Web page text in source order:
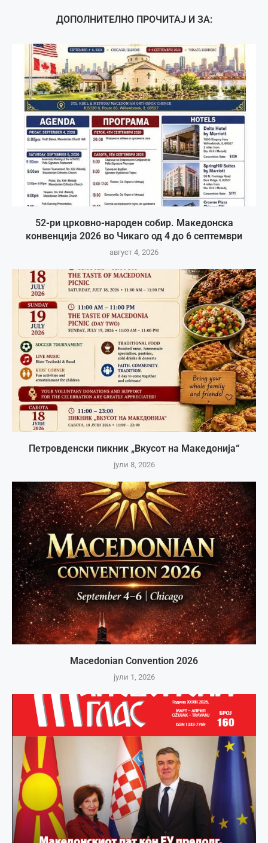
ДОПОЛНИТЕЛНО ПРОЧИТАЈ И ЗА:
52-ри црковно-народен собир. Македонска
конвенција 2026 во Чикаго од 4 до 6 септември
август 4, 2026
Петровденски пикник „Вкусот на Македонија“
јули 8, 2026
Macedonian Convention 2026
јули 1, 2026